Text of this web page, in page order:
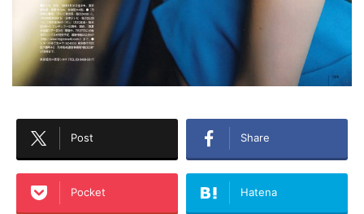
Post Share
Pocket Hatena